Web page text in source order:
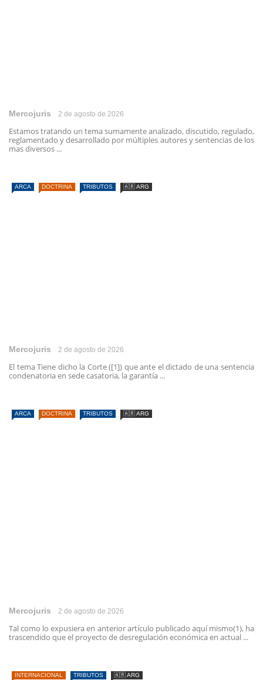
Mercojuris 2 de agosto de 2026
Estamos tratando un tema sumamente analizado, discutido, regulado,
reglamentado y desarrollado por múltiples autores y sentencias de los
mas diversos ...
ARCA DOCTRINA TRIBUTOS 🇦🇷 ARG
Mercojuris 2 de agosto de 2026
El tema Tiene dicho la Corte ([1]) que ante el dictado de una sentencia
condenatoria en sede casatoria, la garantía ...
ARCA DOCTRINA TRIBUTOS 🇦🇷 ARG
Mercojuris 2 de agosto de 2026
Tal como lo expusiera en anterior artículo publicado aquí mismo(1), ha
trascendido que el proyecto de desregulación económica en actual ...
INTERNACIONAL TRIBUTOS 🇦🇷 ARG